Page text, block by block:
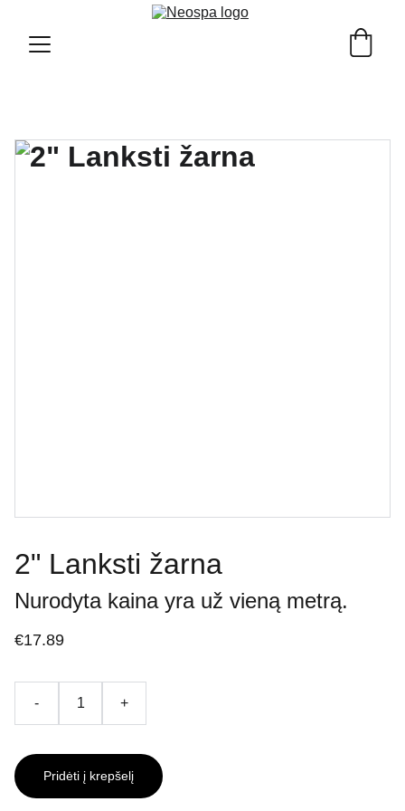
2" Lanksti žarna
Nurodyta kaina yra už vieną metrą.
€17.89
- +
Pridėti į krepšelį